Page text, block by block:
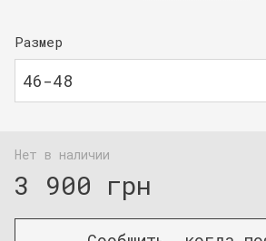
Размер
46-48
Нет в наличии
3 900 грн